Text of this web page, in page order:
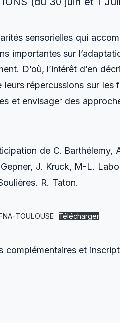
sensorielles qui
importantes sur
D’où, l’intérêt d’en
leurs répercussions sur
et envisager des
de C. Barthélemy,
J. Kruck, M-L.
R. Taton.
TOULOUSE Télécharger
complémentaires et